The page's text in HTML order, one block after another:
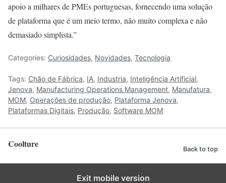
apoio a milhares de PMEs portuguesas, fornecendo uma solução
de plataforma que é um meio termo, não muito complexa e não
demasiado simplista.”
Categories: Curiosidades, Novidades, Tecnologia
Tags: Chão de Fábrica, IA, Industria, Inteligência Artificial,
Jenova, Manufacturing Operations Management, Manufatura,
MOM, Operações de produção, Plataforma Jenova,
Plataformas Digitais, Produção, Software MOM
Coolture Back to top
Exit mobile version